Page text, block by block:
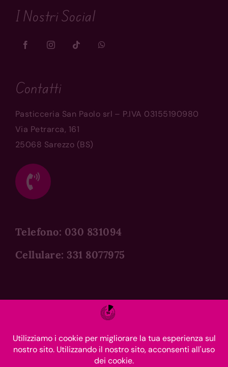
I Nostri Social
Contatti
Pasticceria San Paolo srl – P.IVA 03155190980
Via Petrarca, 161
25068 Sarezzo (BS)
Telefono: 030 831094
Cellulare: 331 8077975
Privacy Policy–Cookie Policy–Termini & Condizioni